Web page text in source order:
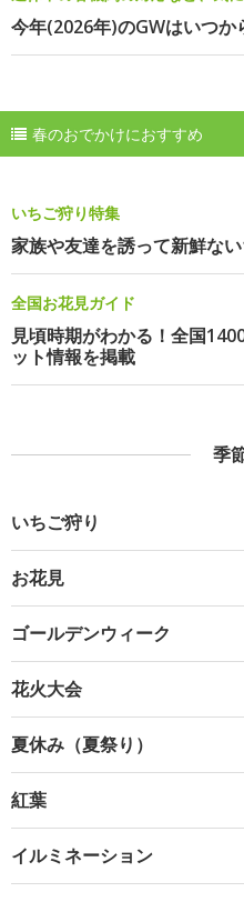
今年(2026年)のGWはいつか
春のおでかけにおすすめ
いちご狩り特集
家族や友達を誘って新鮮な
全国お花見ガイド
見頃時期がわかる！全国
ット情報を掲載
季
いちご狩り
お花見
ゴールデンウィーク
花火大会
夏休み（夏祭り）
紅葉
イルミネーション